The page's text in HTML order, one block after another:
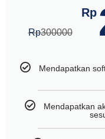
Rp300000
Rp
Mendapatkan
Mendapatkan